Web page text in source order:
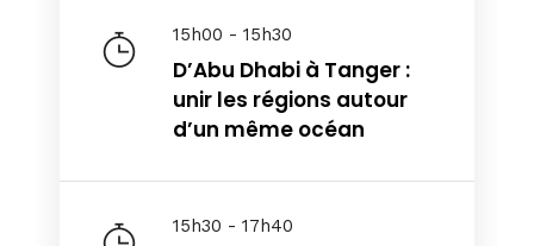
15h00 - 15h30
D’Abu Dhabi à Tanger :
unir les régions autour
d’un même océan
15h30 - 17h40